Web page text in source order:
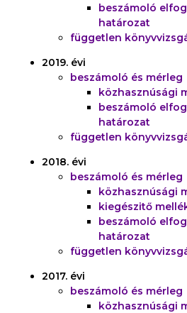
beszámoló
határozat
független
2019. évi
beszámoló és mérleg
közhasznúsági
beszámoló
határozat
független
2018. évi
beszámoló és mérleg
közhasznúsági
kiegészitő
beszámoló
határozat
független
2017. évi
beszámoló és mérleg
közhasznúsági